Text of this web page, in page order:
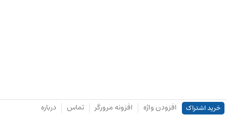
خرید اشتراک افزودن واژه افزونه مرورگر تماس درباره